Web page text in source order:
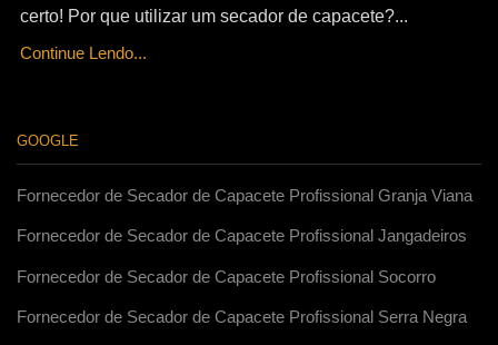
certo! Por que utilizar um secador de capacete?...
Continue Lendo...
GOOGLE
Fornecedor de Secador de Capacete Profissional Granja Viana
Fornecedor de Secador de Capacete Profissional Jangadeiros
Fornecedor de Secador de Capacete Profissional Socorro
Fornecedor de Secador de Capacete Profissional Serra Negra